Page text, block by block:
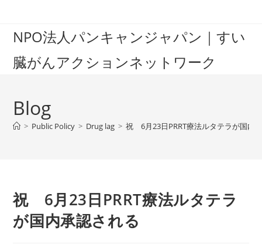
contentNPO法人パンキャンジャパン｜すい
臓がんアクションネットワーク
Blog
> Public Policy > Drug lag > 祝 6月23日PRRT療法ルタテラが国内
祝 6月23日PRRT療法ルタテラ
が国内承認される